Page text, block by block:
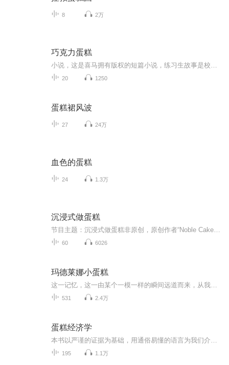
8 2万
巧克力蛋糕
20 1250
蛋糕裙风波
27 24万
血色的蛋糕
24 1.3万
沉浸式做蛋糕
60 6026
玛德莱娜小蛋糕
531 2.4万
蛋糕经济学
195 1.1万